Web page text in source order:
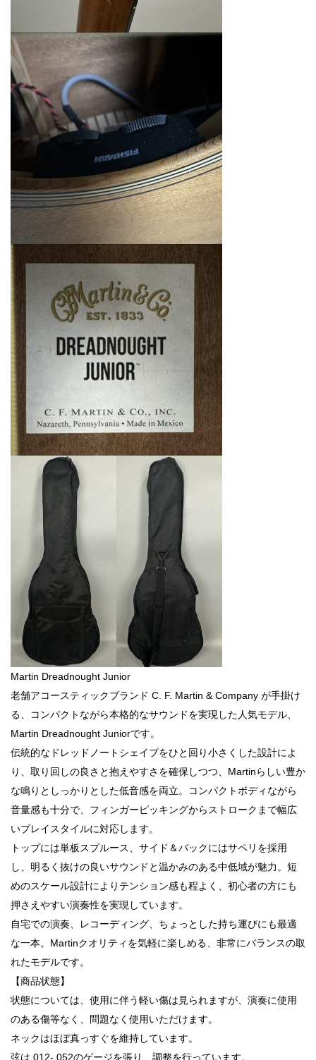
Martin Dreadnought Junior
老舗アコースティックブランド C. F. Martin & Company が手掛け
る、コンパクトながら本格的なサウンドを実現した人気モデル、
Martin Dreadnought Juniorです。
伝統的なドレッドノートシェイプをひと回り小さくした設計によ
り、取り回しの良さと抱えやすさを確保しつつ、Martinらしい豊か
な鳴りとしっかりとした低音感を両立。コンパクトボディながら
音量感も十分で、フィンガーピッキングからストロークまで幅広
いプレイスタイルに対応します。
トップには単板スプルース、サイド＆バックにはサペリを採用
し、明るく抜けの良いサウンドと温かみのある中低域が魅力。短
めのスケール設計によりテンション感も程よく、初心者の方にも
押さえやすい演奏性を実現しています。
自宅での演奏、レコーディング、ちょっとした持ち運びにも最適
な一本。Martinクオリティを気軽に楽しめる、非常にバランスの取
れたモデルです。
【商品状態】
状態については、使用に伴う軽い傷は見られますが、演奏に使用
のある傷等なく、問題なく使用いただけます。
ネックはほぼ真っすぐを維持しています。
弦は.012-.052のゲージを張り、調整を行っています。